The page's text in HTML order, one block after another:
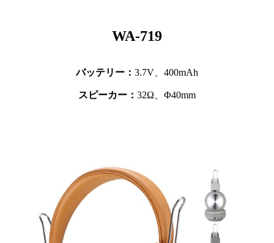
WA-719
バッテリー： 3.7V、 400mAh
スピーカー： 32Ω、Φ40mm